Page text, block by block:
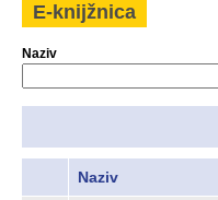
E-knijžnica
Naziv
Naziv